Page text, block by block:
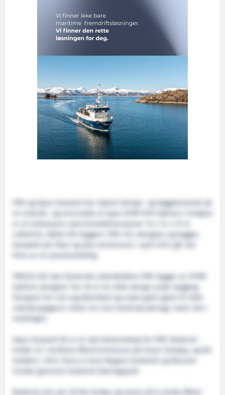
FMV og Aqua Seawork har signert design- og byggekontrakt på
en arbeids- og servicebåt av type HFMV W15 Sørfonn. Fartøyet
LxBxDriss. Båten får byggenr. FMV 232, designes og bygges
komplett på Fitjar og skal overleveres i april 2017, går det
FMV232 blir den fjortende arbeidsbåten FMV bygger av HFMV
Sørfonn designet. Per nå er tre slike design under bygging.
Designet har vist seg fleksibelt og svært godt egnet til ulike
arbeidsoppgaver rettet inn mot havbruksnæringa, heter det i
meldingen.
Aqua Seawork AS er et nytt bekjentskap for FMV. Rederiet
holder til i Herfjord, Åfjord kommune på Fosen halvøya, og ble
etablert i 2013. Eiere er Arne Magnar Guttelvik og Wenche
Sundet gjennom Guttelvik Næringspark.
Rederiet eier per nå fire fartøy, og satser på å utvide flåten